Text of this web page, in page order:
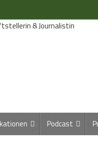
Podcast